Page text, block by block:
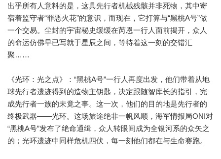
出乎所有人意料的是，这具先行者机械残骸并非死物，其中寄
宿着监守者“罪恶火花”的意识，而现在，它打算与“黑桃A号”做
一个交易。尘封的宇宙秘史缓缓在芮恩一行人面前揭开，众人
的命运仿佛早已写就于星辰之间，等待着这一刻的交错汇
聚……
《光环：光之点》：“黑桃A号”一行人再度出发，他们带着从地
球先行者遗迹得到的造物主钥匙，决定跟随智库长的指引，完
成先行者一族的未竟之事。这一次，他们的目的地是先行者的
终极武器——光环。这场旅途绝非一帆风顺，海军情报局ONI对
“黑桃A号”发布了绝命通缉，众人转眼间成为全银河系的众矢之
的；光环遗迹中同样危机四伏，每一刻他们都在与生命赛跑。